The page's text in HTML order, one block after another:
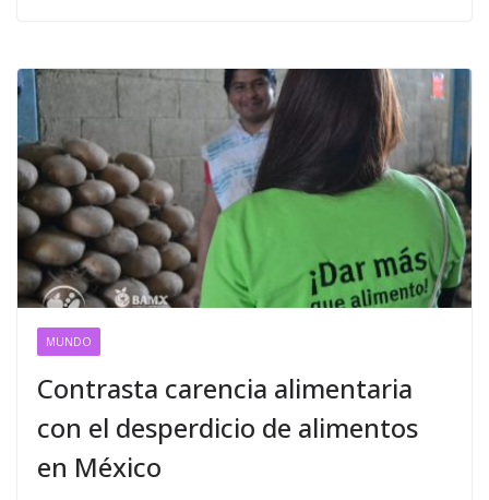
MUNDO
Contrasta carencia alimentaria
con el desperdicio de alimentos
en México